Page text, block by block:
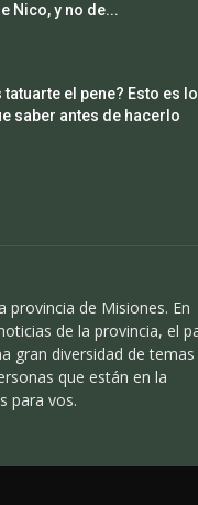
Nico, y no de...
tatuarte el pene? Esto es
saber antes de hacerlo
provincia de Misiones. En
de la provincia, el
gran diversidad de temas
que están en la
para vos.